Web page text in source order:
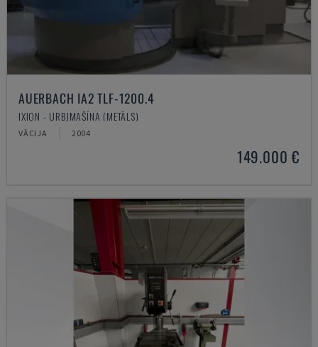
AUERBACH IA2 TLF-1200.4
IXION - URBJMAŠĪNA (METĀLS)
VĀCIJA 2004
149.000 €